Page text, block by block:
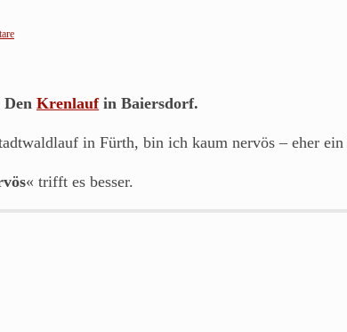
Krenlaufin Baiersdorf.
in Fürth, bin ich kaum nervös – eher
« trifft es besser.